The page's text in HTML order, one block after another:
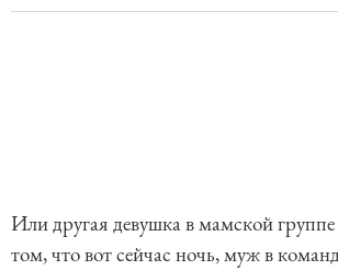
Или другая девушка в мамской группе
том, что вот сейчас ночь, муж в